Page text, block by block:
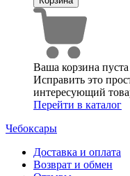
Ваша корзина пуста
Исправить это
интересующий
Перейти в каталог
Чебоксары
Доставка и оплата
Возврат и обмен